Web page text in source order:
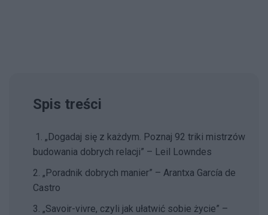
Spis treści
1. „Dogadaj się z każdym. Poznaj 92 triki mistrzów
budowania dobrych relacji” – Leil Lowndes
2. „Poradnik dobrych manier” – Arantxa García de
Castro
3. „Savoir-vivre, czyli jak ułatwić sobie życie” –